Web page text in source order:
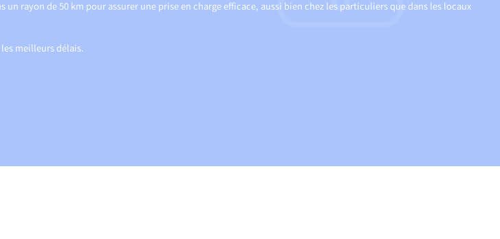
rayon de 50 km pour assurer une prise en charge efficace, aussi bien chez les particuliers que dans les locaux
meilleurs délais.